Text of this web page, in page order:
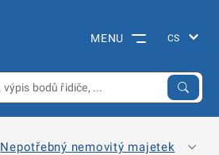
MENU
Nepotřebný nemovitý majetek